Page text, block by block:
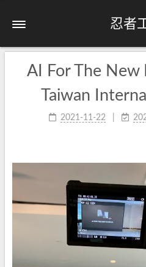
忍者
AI For The New
Taiwan
2021-11-22